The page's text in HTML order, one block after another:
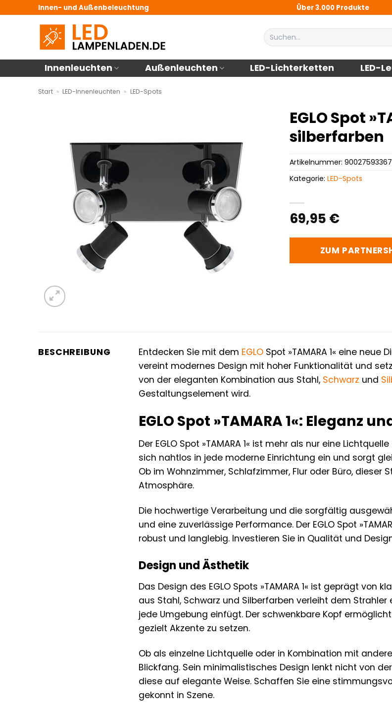
Innen- und Außenbeleuchtung Über 3.000 Produkte
Suchen
nach:
Innenleuchten Außenleuchten LED-Lichterketten LED-
Start » LED-Innenleuchten » LED-Spots
EGLO Spot
silberfarben
69,95 €
ZUM
Artikelnummer:
Kategorie:LED-Spots
BESCHREIBUNG Entdecken Sie mit dem EGLO Spot »TAMARA 1« eine
vereint modernes Design mit hoher Funktionalität und
von der eleganten Kombination aus Stahl, Schwarz und
Gestaltungselement wird.
EGLO Spot »TAMARA 1«: Eleganz
Der EGLO Spot »TAMARA 1« ist mehr als nur eine
sich nahtlos in jede moderne Einrichtung ein und sorgt
Ob im Wohnzimmer, Schlafzimmer, Flur oder Büro,
Atmosphäre.
Die hochwertige Verarbeitung und die sorgfältig
und eine zuverlässige Performance. Der EGLO Spot
robust und langlebig. Investieren Sie in Qualität und
Design und Ästhetik
Das Design des EGLO Spots »TAMARA 1« ist geprägt von
aus Stahl, Schwarz und Silberfarben verleiht dem
jede Umgebung einfügt. Der schwenkbare Kopf
gezielt Akzente zu setzen.
Ob als einzelne Lichtquelle oder in Kombination mit
Blickfang. Sein minimalistisches Design lenkt nicht von
diese auf elegante Weise. Schaffen Sie eine
gekonnt in Szene.